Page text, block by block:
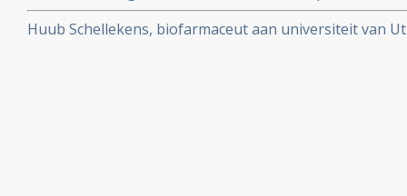
column
Huub Schellekens, biofarmaceut aan universiteit van